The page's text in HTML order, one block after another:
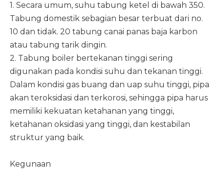
1. Secara umum, suhu tabung ketel di bawah 350.
Tabung domestik sebagian besar terbuat dari no.
10 dan tidak. 20 tabung canai panas baja karbon
atau tabung tarik dingin.
2. Tabung boiler bertekanan tinggi sering
digunakan pada kondisi suhu dan tekanan tinggi.
Dalam kondisi gas buang dan uap suhu tinggi, pipa
akan teroksidasi dan terkorosi, sehingga pipa harus
memiliki kekuatan ketahanan yang tinggi,
ketahanan oksidasi yang tinggi, dan kestabilan
struktur yang baik.
Kegunaan